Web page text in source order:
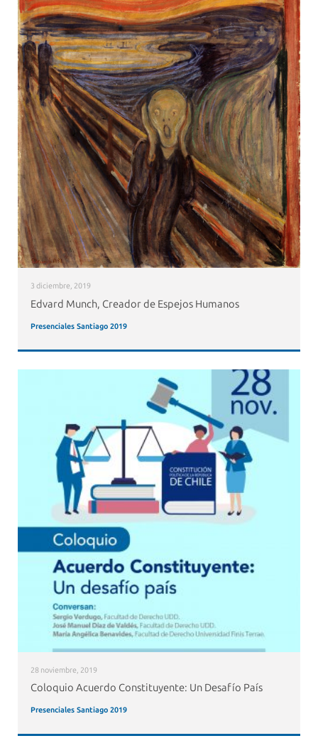
3 diciembre, 2019
Edvard Munch, Creador de Espejos Humanos
Presenciales Santiago 2019
28 noviembre, 2019
Coloquio Acuerdo Constituyente: Un Desafío País
Presenciales Santiago 2019